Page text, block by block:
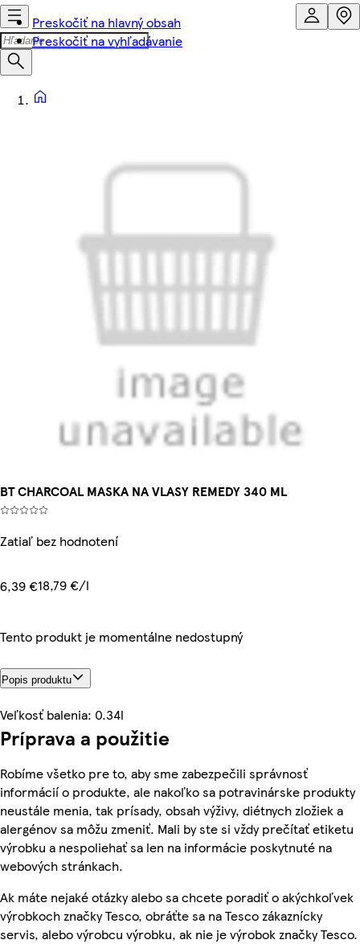
Preskočiť na hlavný obsah
Preskočiť na vyhľadávanie
BT CHARCOAL MASKA NA VLASY REMEDY 340 ML
Zatiaľ bez hodnotení
6,39 €18,79 €/l
Tento produkt je momentálne nedostupný
Popis produktu
Veľkosť balenia: 0.34l
Príprava a použitie
Robíme všetko pre to, aby sme zabezpečili správnosť
informácií o produkte, ale nakoľko sa potravinárske produkty
neustále menia, tak prísady, obsah výživy, diétnych zložiek a
alergénov sa môžu zmeniť. Mali by ste si vždy prečítať etiketu
výrobku a nespoliehať sa len na informácie poskytnuté na
webových stránkach.
Ak máte nejaké otázky alebo sa chcete poradiť o akýchkoľvek
výrobkoch značky Tesco, obráťte sa na Tesco zákaznícky
servis, alebo výrobcu výrobku, ak nie je výrobok značky Tesco.